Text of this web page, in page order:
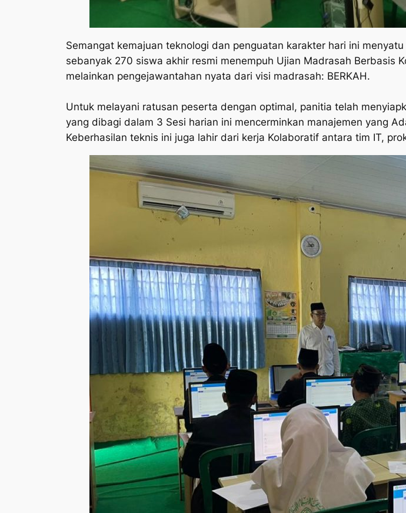
​Semangat kemajuan teknologi dan penguatan karakter hari ini
sebanyak 270 siswa akhir resmi menempuh Ujian Madrasah Berbasis
melainkan pengejawantahan nyata dari visi madrasah: BERKAH.
​Untuk melayani ratusan peserta dengan optimal, panitia telah
yang dibagi dalam 3 Sesi harian ini mencerminkan manajemen yang
Keberhasilan teknis ini juga lahir dari kerja Kolaboratif antara tim IT,